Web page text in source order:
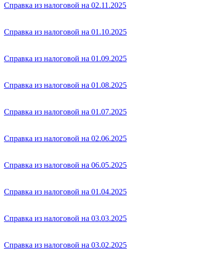
Справка из налоговой на 02.11.2025
Справка из налоговой на 01.10.2025
Справка из налоговой на 01.09.2025
Справка из налоговой на 01.08.2025
Справка из налоговой на 01.07.2025
Справка из налоговой на 02.06.2025
Справка из налоговой на 06.05.2025
Справка из налоговой на 01.04.2025
Справка из налоговой на 03.03.2025
Справка из налоговой на 03.02.2025